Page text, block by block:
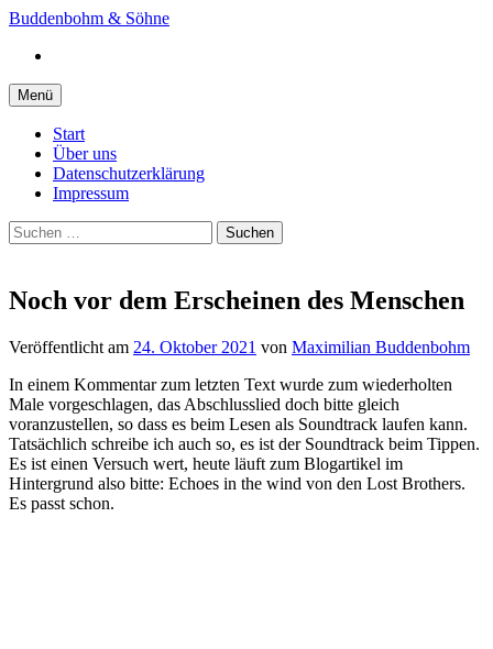
Springe
Inhalt
Buddenbohm & Söhne
Menü
Start
Über uns
Datenschutzerklärung
Impressum
Suchen
nach:
Noch vor dem Erscheinen des Menschen
Veröffentlicht am 24. Oktober 2021 von Maximilian Buddenbohm
In einem Kommentar zum letzten Text wurde zum wiederholten
Male vorgeschlagen, das Abschlusslied doch bitte gleich
voranzustellen, so dass es beim Lesen als Soundtrack laufen kann.
Tatsächlich schreibe ich auch so, es ist der Soundtrack beim Tippen.
Es ist einen Versuch wert, heute läuft zum Blogartikel im
Hintergrund also bitte: Echoes in the wind von den Lost Brothers.
Es passt schon.